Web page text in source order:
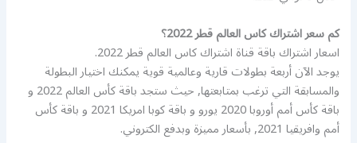
كم سعر اشتراك كاس العالم قطر 2022؟
اسعار اشتراك باقة قناة اشتراك كاس العالم قطر 2022.
يوجد الآن أربعة بطولات قارية وعالمية قوية يمكنك اختيار البطولة
والمسابقة التي ترغب بمتابعتها, حيث ستجد باقة كأس العالم 2022 و
باقة كأس أمم أوروبا 2020 يورو و باقة كوبا امريكا 2021 و باقة كأس
أمم وافريقيا 2021, بأسعار مميزة وبدفع الكتروني.